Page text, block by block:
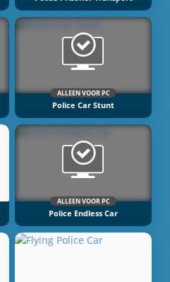
ALLEEN VOOR PC
Police Car Stunt
ALLEEN VOOR PC
Police Endless Car